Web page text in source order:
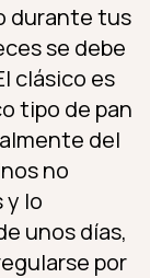
durante tus
se debe
clásico es
tipo de pan
del
no
y lo
unos días,
por